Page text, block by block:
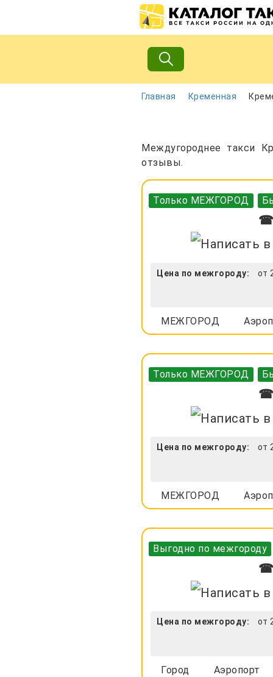
Главная Кременная
Междугороднее такси
отзывы.
Только МЕЖГОРОД
☎
Цена по межгороду: от
МЕЖГОРОД
Только МЕЖГОРОД
☎
Цена по межгороду: от
МЕЖГОРОД
Выгодно по межгороду
☎
Цена по межгороду: от
Город Аэропорт